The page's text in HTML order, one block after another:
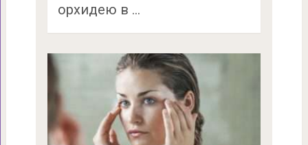
орхидею в …